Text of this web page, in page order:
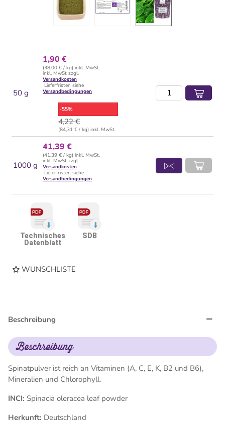
50 g
1,90 €
(38,00 € / kg) inkl. MwSt.
inkl. MwSt zzgl.
Versandkosten
Lieferfristen siehe
Versandbedingungen
-55%
4,22 €
(84,31 € / kg) inkl. MwSt.
1000 g
41,39 €
(41,39 € / kg) inkl. MwSt.
inkl. MwSt zzgl.
Versandkosten
Lieferfristen siehe
Versandbedingungen
Technisches
Datenblatt
SDB
WUNSCHLISTE
Beschreibung
Beschreibung
Spinatpulver ist reich an Vitaminen (A, C, E, K, B2 und B6),
Mineralien und Chlorophyll.
INCI: Spinacia oleracea leaf powder
Herkunft: Deutschland